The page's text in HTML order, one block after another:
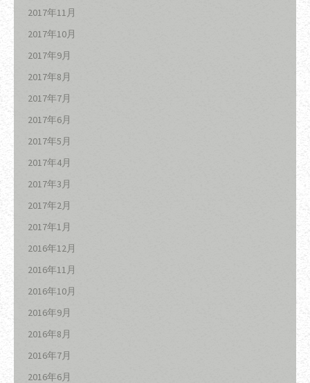
2017年11月
2017年10月
2017年9月
2017年8月
2017年7月
2017年6月
2017年5月
2017年4月
2017年3月
2017年2月
2017年1月
2016年12月
2016年11月
2016年10月
2016年9月
2016年8月
2016年7月
2016年6月